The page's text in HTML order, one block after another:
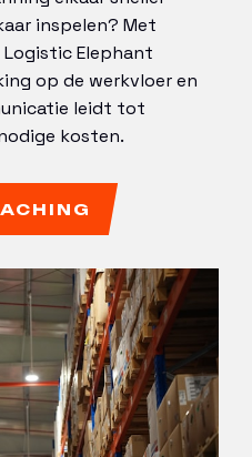
inspelen? Met
Elephant
op de werkvloer en
leidt tot
kosten.